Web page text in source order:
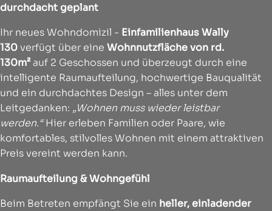
durchdacht geplant
Ihr neues Wohndomizil - Einfamilienhaus Wally
130verfügt über eine Wohnnutzfläche von rd.
130m² auf 2 Geschossen und überzeugt durch eine
intelligente Raumaufteilung, hochwertige Bauqualität
und ein durchdachtes Design – alles unter dem
Leitgedanken: „Wohnen muss wieder leistbar
werden.“Hier erleben Familien oder Paare, wie
komfortables, stilvolles Wohnen mit einem attraktiven
Preis vereint werden kann.
Raumaufteilung & Wohngefühl
Beim Betreten empfängt Sie ein heller, einladender